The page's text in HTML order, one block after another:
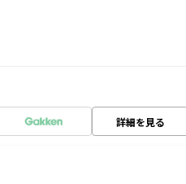
詳細を見る